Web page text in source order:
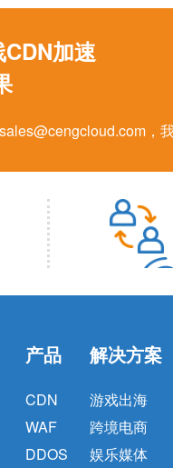
加速
，
产品
CDN
WAF
DDOS
解决方案
游戏出海
跨境电商
娱乐媒体